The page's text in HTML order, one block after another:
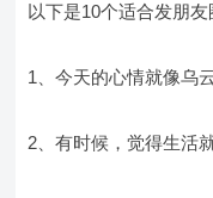
以下是10个适合发朋
1、今天的心情就像乌
2、有时候，觉得生活